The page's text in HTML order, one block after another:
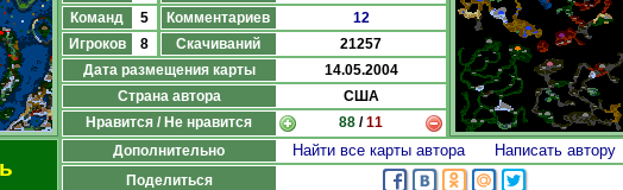
Команд
5 Комментариев
12
Игроков
8 Скачиваний
21257
Дата размещения карты
14.05.2004
Страна автора
США
Нравится / Не нравится
88 /11
Дополнительно Найти все карты автора Написать автору
Поделиться